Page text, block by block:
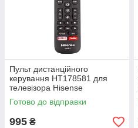
Пульт дистанційного
керування HT178581 для
телевізора Hisense
Готово до відправки
995 ₴